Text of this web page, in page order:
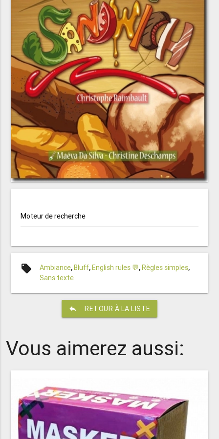
Moteur de recherche
local_offer Ambiance, Bluff, English rules 💬, Règles simples,
Sans texte
reply RETOUR À LA LISTE
Vous aimerez aussi: